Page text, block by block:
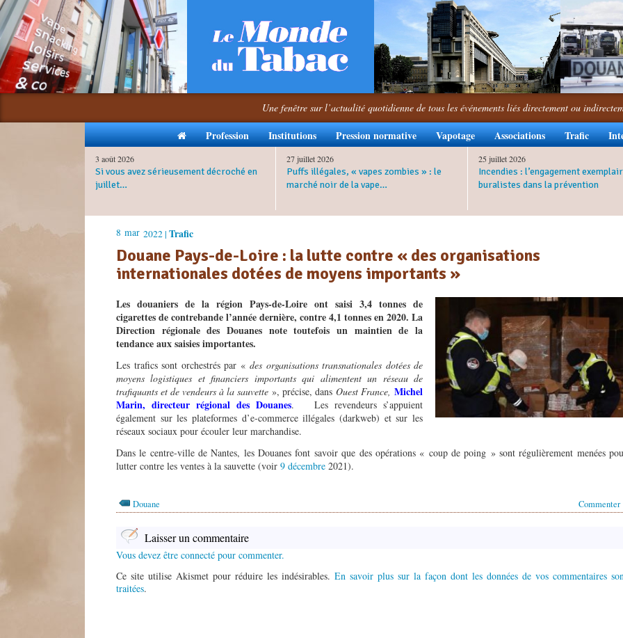
Une fenêtre sur l’actualité quotidienne de tous les événements liés directement ou
Profession Institutions Pression normative Vapotage Associations Trafic
3 août 2026
Si vous avez sérieusement décroché en
juillet…
27 juillet 2026
Puffs illégales, « vapes zombies » : le
marché noir de la vape…
25 juillet 2026
Incendies : l’engagement
buralistes dans la prévention
8 mar 2022 | Trafic
Douane Pays-de-Loire : la lutte contre « des organisations
internationales dotées de moyens importants »
Les douaniers de la région Pays-de-Loire ont saisi 3,4 tonnes de
cigarettes de contrebande l’année dernière, contre 4,1 tonnes en 2020. La
Direction régionale des Douanes note toutefois un maintien de la
tendance aux saisies importantes.
Les trafics sont orchestrés par « des organisations transnationales dotées de
moyens logistiques et financiers importants qui alimentent un réseau de
trafiquants et de vendeurs à la sauvette », précise, dans Ouest France, Michel
Marin, directeur régional des Douanes. Les revendeurs s’appuient
également sur les plateformes d’e-commerce illégales (darkweb) et sur les
réseaux sociaux pour écouler leur marchandise.
Dans le centre-ville de Nantes, les Douanes font savoir que des opérations « coup de poing » sont régulièrement menées
lutter contre les ventes à la sauvette (voir 9 décembre 2021).
Commenter
Douane
Laisser un commentaire
Vous devez être connecté pour commenter.
Ce site utilise Akismet pour réduire les indésirables. En savoir plus sur la façon dont les données de vos commentaires
traitées.